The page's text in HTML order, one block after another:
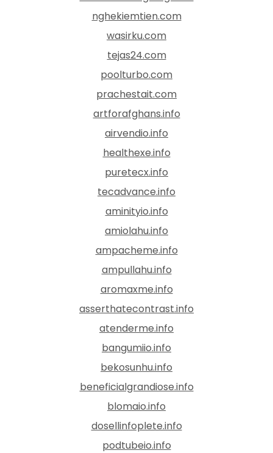
nghekiemtien.com
wasirku.com
tejas24.com
poolturbo.com
prachestait.com
artforafghans.info
airvendio.info
healthexe.info
puretecx.info
tecadvance.info
aminityio.info
amiolahu.info
ampacheme.info
ampullahu.info
aromaxme.info
asserthatecontrast.info
atenderme.info
bangumiio.info
bekosunhu.info
beneficialgrandiose.info
blomaio.info
dosellinfoplete.info
podtubeio.info